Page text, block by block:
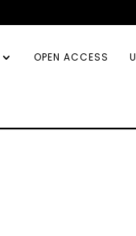
OPEN ACCESS